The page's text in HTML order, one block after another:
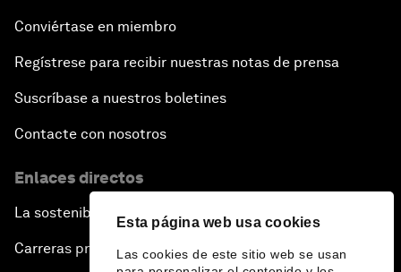
Esta página web usa cookies
Las cookies de este sitio web se usan
Conviértase en miembro
Regístrese para recibir nuestras notas de prensa
Suscríbase a nuestros boletines
Contacte con nosotros
Enlaces directos
La sostenibilidad en el Foro
Carreras profesionales